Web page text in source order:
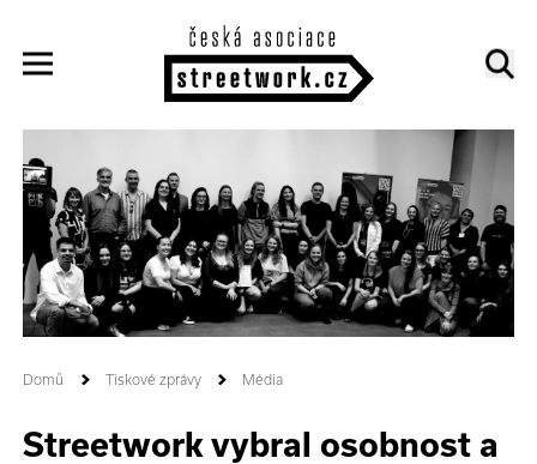
Domů Tiskové zprávy Média
Streetwork vybral osobnost a